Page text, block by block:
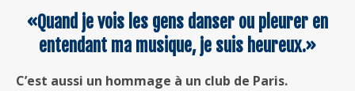
«Quand je vois les gens danser ou pleurer en
entendant ma musique, je suis heureux.»
C’est aussi un hommage à un club de Paris.